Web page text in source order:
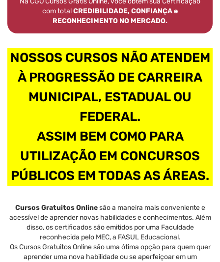
com totalCREDIBILIDADE, CONFIANÇA e
RECONHECIMENTO NO MERCADO.
NOSSOS CURSOS NÃO ATENDEM
À PROGRESSÃO DE CARREIRA
MUNICIPAL, ESTADUAL OU
FEDERAL.
ASSIM BEM COMO PARA
UTILIZAÇÃO EM CONCURSOS
PÚBLICOS EM TODAS AS ÁREAS.
Cursos Gratuitos Onlinesão a maneira mais conveniente e
acessível de aprender novas habilidades e conhecimentos. Além
disso, os certificados são emitidos por uma Faculdade
reconhecida pelo MEC, a FASUL Educacional.
Os Cursos Gratuitos Online são uma ótima opção para quem quer
aprender uma nova habilidade ou se aperfeiçoar em um